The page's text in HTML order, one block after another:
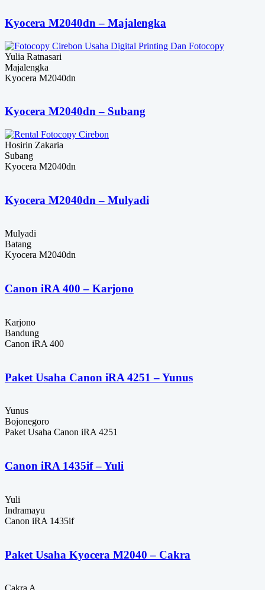
Kyocera M2040dn – Majalengka
Yulia Ratnasari
Majalengka
Kyocera M2040dn
Kyocera M2040dn – Subang
Hosirin Zakaria
Subang
Kyocera M2040dn
Kyocera M2040dn – Mulyadi
Mulyadi
Batang
Kyocera M2040dn
Canon iRA 400 – Karjono
Karjono
Bandung
Canon iRA 400
Paket Usaha Canon iRA 4251 – Yunus
Yunus
Bojonegoro
Paket Usaha Canon iRA 4251
Canon iRA 1435if – Yuli
Yuli
Indramayu
Canon iRA 1435if
Paket Usaha Kyocera M2040 – Cakra